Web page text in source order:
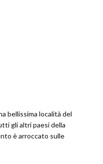
bellissima località del
gli altri paesi della
è arroccato sulle